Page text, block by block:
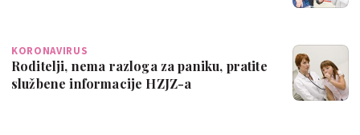
KORONAVIRUS
Roditelji, nema razloga za paniku, pratite
službene informacije HZJZ-a